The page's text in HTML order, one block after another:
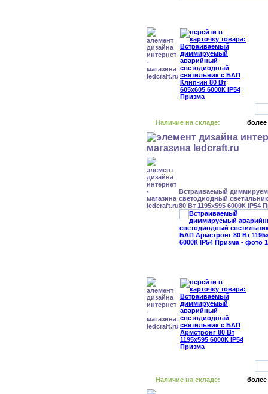
Наличие на складе: более
Встраиваемый
светодиодный
80 Вт 1195x595 6000К IP54
Наличие на складе: более